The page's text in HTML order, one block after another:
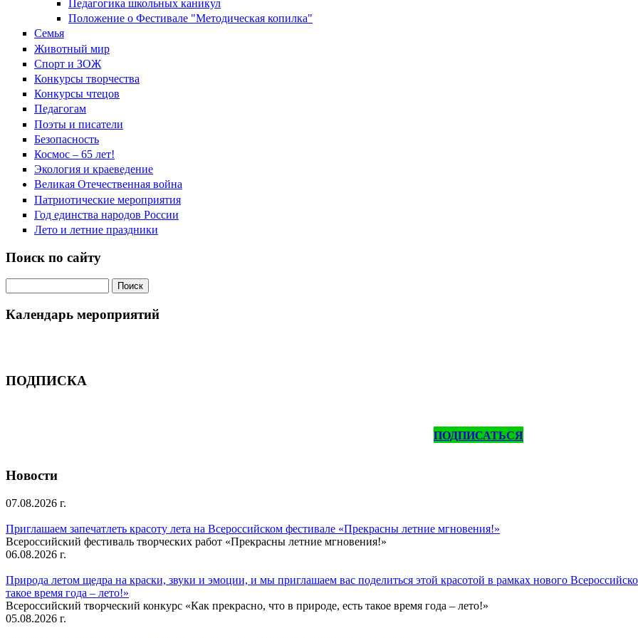
Педагогика школьных каникул
Положение о Фестивале "Методическая копилка"
Семья
Животный мир
Спорт и ЗОЖ
Конкурсы творчества
Конкурсы чтецов
Педагогам
Поэты и писатели
Безопасность
Космос – 65 лет!
Экология и краеведение
Великая Отечественная война
Патриотические мероприятия
Год единства народов России
Лето и летние праздники
Поиск по сайту
Календарь мероприятий
ПОДПИСКА
ПОДПИСАТЬСЯ
Новости
07.08.2026 г.
Приглашаем запечатлеть красоту лета на Всероссийском фестивале «Прекрасны летние мгновения!»
Всероссийский фестиваль творческих работ «Прекрасны летние мгновения!»
06.08.2026 г.
Природа летом щедра на краски, звуки и эмоции, и мы приглашаем вас поделиться этой красотой в рамках нового
такое время года – лето!»
Всероссийский творческий конкурс «Как прекрасно, что в природе, есть такое время года – лето!»
05.08.2026 г.